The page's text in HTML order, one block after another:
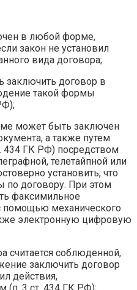
в любой форме,
закон не установил
вида договора;
заключить договор в
такой формы
может быть заключен
а также путем
434 ГК РФ) посредством
телетайпной или
установить, что
по договору. При этом
факсимильное
помощью механического
электронную цифровую
считается соблюденной,
заключить договор
действия,